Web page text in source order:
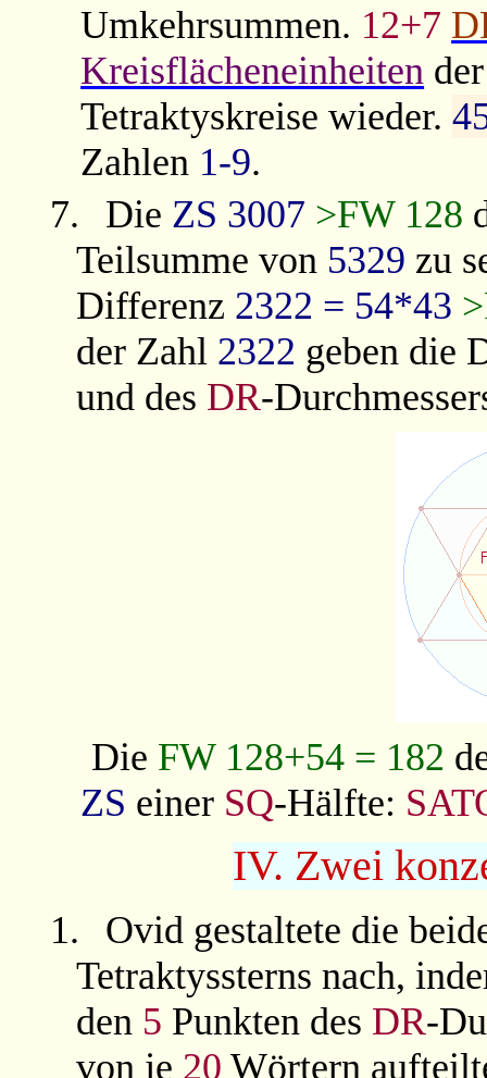
Umkehrsummen. 12+7
Kreisflächeneinheiten
Tetraktyskreise wieder.
Zahlen 1-9.
7.
Die ZS 3007 >FW 128
Teilsumme von 5329 zu
Differenz 2322 = 54*43
der Zahl 2322 geben die
und des DR-
Die FW 128+54 = 182
ZS einer SQ-Hälfte:
IV. Zwei
1.
Ovid gestaltete die
Tetraktyssterns nach,
den 5 Punkten des DR-
von je 20 Wörtern